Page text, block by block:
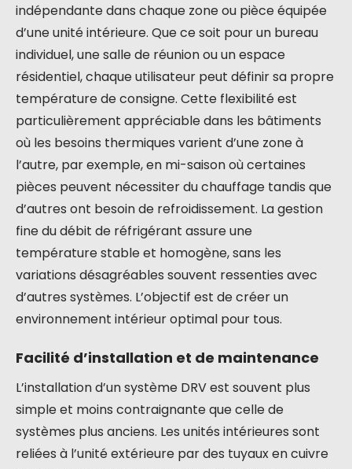
indépendante dans chaque zone ou pièce équipée
d’une unité intérieure. Que ce soit pour un bureau
individuel, une salle de réunion ou un espace
résidentiel, chaque utilisateur peut définir sa propre
température de consigne. Cette flexibilité est
particulièrement appréciable dans les bâtiments
où les besoins thermiques varient d’une zone à
l’autre, par exemple, en mi-saison où certaines
pièces peuvent nécessiter du chauffage tandis que
d’autres ont besoin de refroidissement. La gestion
fine du débit de réfrigérant assure une
température stable et homogène, sans les
variations désagréables souvent ressenties avec
d’autres systèmes. L’objectif est de créer un
environnement intérieur optimal pour tous.
Facilité d’installation et de maintenance
L’installation d’un système DRV est souvent plus
simple et moins contraignante que celle de
systèmes plus anciens. Les unités intérieures sont
reliées à l’unité extérieure par des tuyaux en cuivre